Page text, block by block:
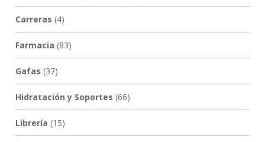
Carreras (4)
Farmacia (83)
Gafas (37)
Hidratación y Soportes (66)
Librería (15)